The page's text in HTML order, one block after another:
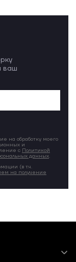
ваш
на обработку моего
и
с Политикой
данных.
(в т.ч.
на получение